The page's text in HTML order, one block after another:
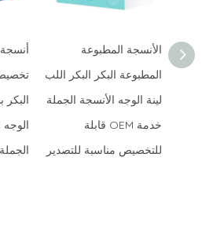
الوجه
الجملة
الأنسجة المطبوعة
المطبوعة البكر البكر اللب
لينة الوجه الأنسجة الجملة
خدمة OEM قابلة
للتخصيص مناسبة للتصدير